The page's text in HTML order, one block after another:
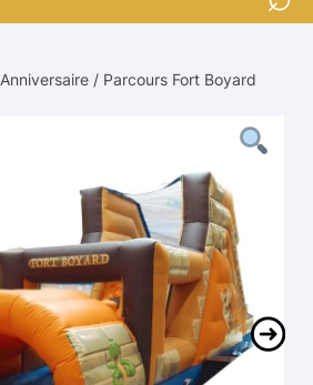
Anniversaire / Parcours Fort Boyard